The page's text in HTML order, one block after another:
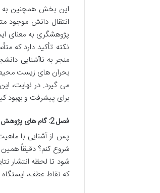
این بخش همچنین به
انتقال دانش موجود
پژوهشگری به معنای
نکته تأکید دارد که
منجر به ناآشنایی
بحران های زیست
می گیرد. در نهایت،
برای پیشرفت و
فصل 2: گام های پژوهش (نقشه راه جامع)
پس از آشنایی با
شروع کنم؟ دقیقاً
شود تا لحظه انتشار
که نقاط عطف،